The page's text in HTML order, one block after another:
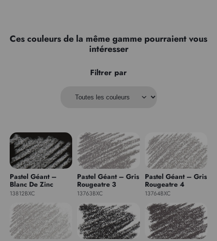
Ces couleurs de la même gamme pourraient vous
intéresser
Filtrer par
Pastel Géant –
Blanc De Zinc
13812BXC
Pastel Géant – Gris
Rougeatre 3
13763BXC
Pastel Géant – Gris
Rougeatre 4
13764BXC